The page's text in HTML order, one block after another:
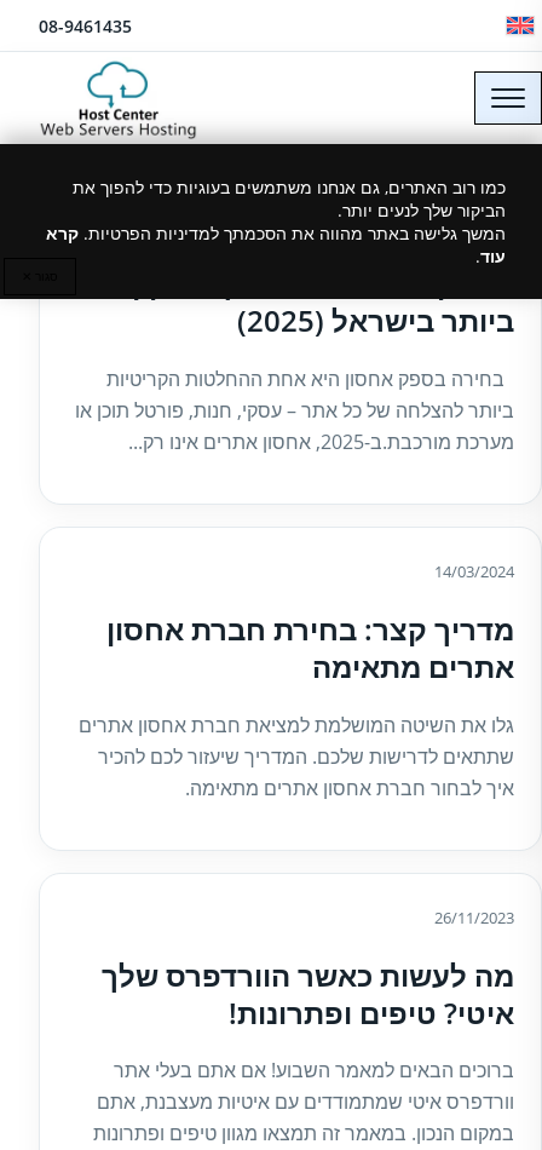
דלג לתוכן 08-9461435
כמו רוב האתרים, גם אנחנו משתמשים בעוגיות כדי להפוך את
הביקור שלך לנעים יותר.
המשך גלישה באתר מהווה את הסכמתך למדיניות הפרטיות. קרא
עוד.
09/01/2026
ביותר בישראל (2025)
בחירה בספק אחסון היא אחת ההחלטות הקריטיות
ביותר להצלחה של כל אתר – עסקי, חנות, פורטל תוכן או
מערכת מורכבת.ב-2025, אחסון אתרים אינו רק...
14/03/2024
מדריך קצר: בחירת חברת אחסון
אתרים מתאימה
גלו את השיטה המושלמת למציאת חברת אחסון אתרים
שתתאים לדרישות שלכם. המדריך שיעזור לכם להכיר
איך לבחור חברת אחסון אתרים מתאימה.
26/11/2023
מה לעשות כאשר הוורדפרס שלך
איטי? טיפים ופתרונות!
ברוכים הבאים למאמר השבוע! אם אתם בעלי אתר
וורדפרס איטי שמתמודדים עם איטיות מעצבנת, אתם
במקום הנכון. במאמר זה תמצאו מגוון טיפים ופתרונות